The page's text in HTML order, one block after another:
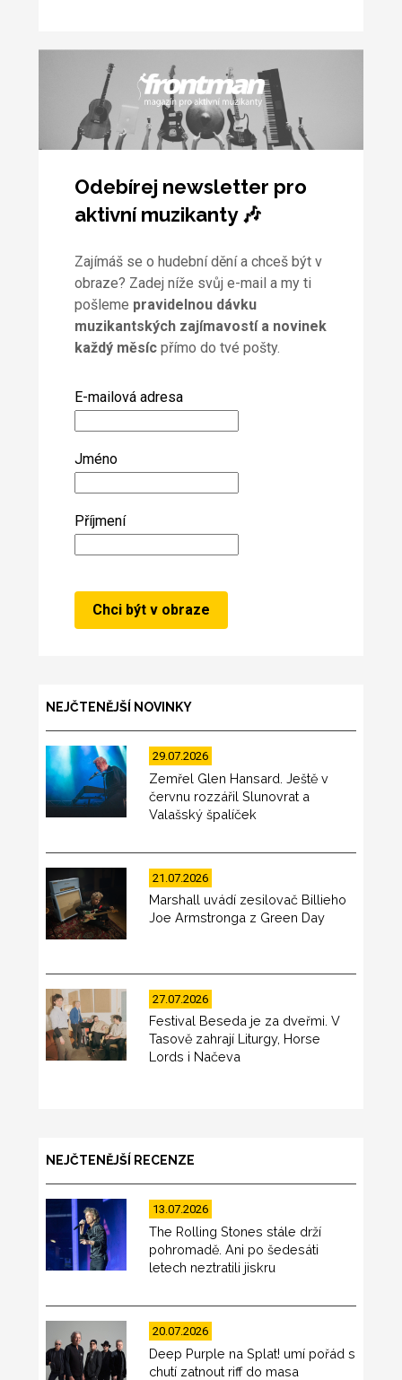
Odebírej newsletter pro
aktivní muzikanty 🎶
Zajímáš se o hudební dění a chceš být v
obraze? Zadej níže svůj e-mail a my ti
pošleme pravidelnou dávku
muzikantských zajímavostí a novinek
každý měsícpřímo do tvé pošty.
E-mailová adresa
Jméno
Příjmení
NEJČTENĚJŠÍ NOVINKY
29.07.2026
Zemřel Glen Hansard. Ještě v
červnu rozzářil Slunovrat a
Valašský špalíček
21.07.2026
Marshall uvádí zesilovač Billieho
Joe Armstronga z Green Day
27.07.2026
Festival Beseda je za dveřmi. V
Tasově zahrají Liturgy, Horse
Lords i Načeva
NEJČTENĚJŠÍ RECENZE
13.07.2026
The Rolling Stones stále drží
pohromadě. Ani po šedesáti
letech neztratili jiskru
20.07.2026
Deep Purple na Splat! umí pořád s
chutí zatnout riff do masa